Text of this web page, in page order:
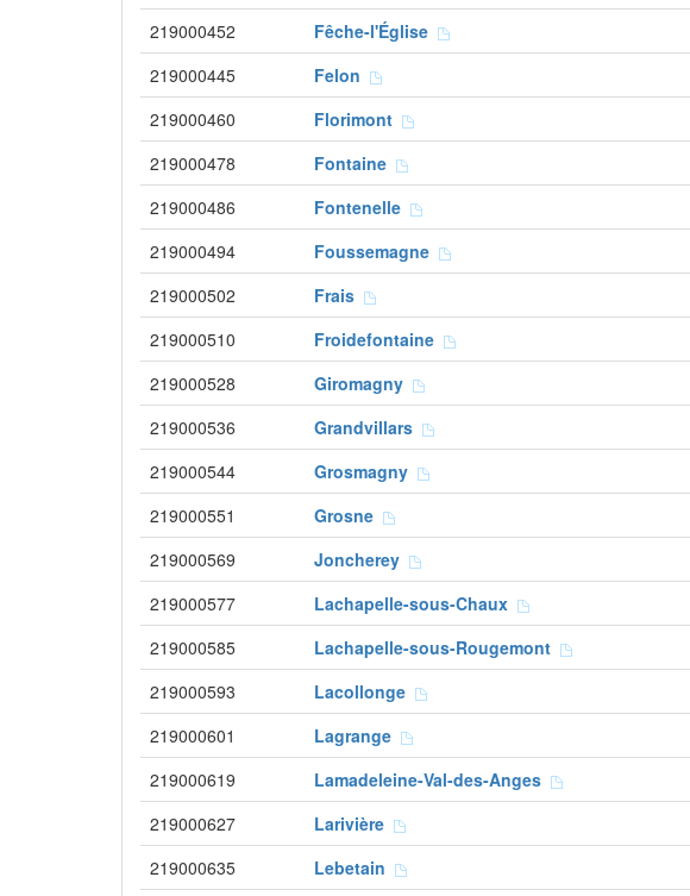
219000452 Fêche-l'Église
219000445 Felon
219000460 Florimont
219000478 Fontaine
219000486 Fontenelle
219000494 Foussemagne
219000502 Frais
219000510 Froidefontaine
219000528 Giromagny
219000536 Grandvillars
219000544 Grosmagny
219000551 Grosne
219000569 Joncherey
219000577 Lachapelle-sous-Chaux
219000585 Lachapelle-sous-Rougemont
219000593 Lacollonge
219000601 Lagrange
219000619 Lamadeleine-Val-des-Anges
219000627 Larivière
219000635 Lebetain